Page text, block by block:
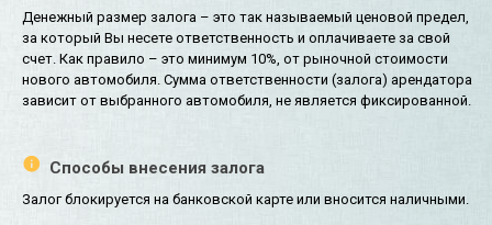
Денежный размер залога – это так называемый ценовой предел,
за который Вы несете ответственность и оплачиваете за свой
счет. Как правило – это минимум 10%, от рыночной стоимости
нового автомобиля. Сумма ответственности (залога) арендатора
зависит от выбранного автомобиля, не является фиксированной.
Способы внесения залога
Залог блокируется на банковской карте или вносится наличными.